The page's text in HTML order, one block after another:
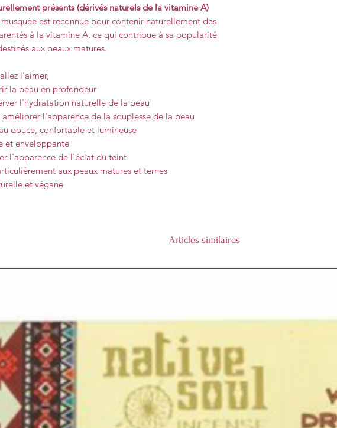
présents (dérivés naturels de la vitamine A)
est reconnue pour contenir naturellement des
à la vitamine A, ce qui contribue à sa popularité
aux peaux matures.
l'aimer,
la peau en profondeur
l'hydratation naturelle de la peau
l'apparence de la souplesse de la peau
douce, confortable et lumineuse
et enveloppante
l'apparence de l'éclat du teint
aux peaux matures et ternes
et végane
Articles similaires